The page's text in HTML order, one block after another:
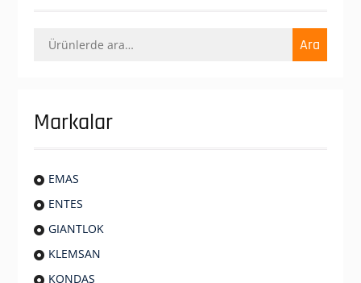
Ara: Ara
Markalar
EMAS
ENTES
GIANTLOK
KLEMSAN
KONDAŞ